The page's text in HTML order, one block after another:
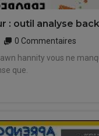
: outil analyse
0 Commentaires
hannity vous ne
que.